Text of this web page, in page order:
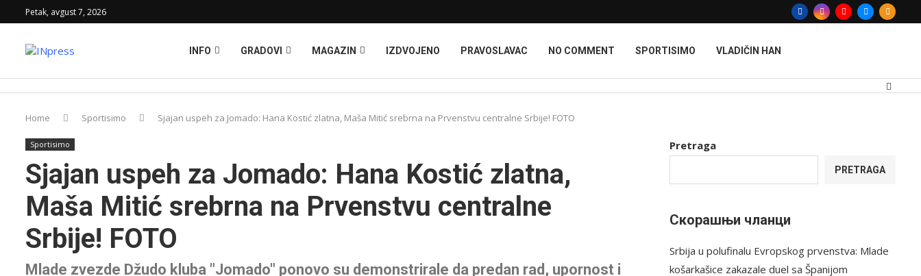
Petak, avgust 7, 2026
INFO GRADOVI MAGAZIN IZDVOJENO PRAVOSLAVAC NO COMMENT SPORTISIMO VLADIČIN HAN
Home Sportisimo Sjajan uspeh za Jomado: Hana Kostić zlatna, Maša Mitić srebrna na Prvenstvu centralne Srbije! FOTO
Sportisimo
Sjajan uspeh za Jomado: Hana Kostić zlatna,
Maša Mitić srebrna na Prvenstvu centralne
Srbije! FOTO
Mlade zvezde Džudo kluba "Jomado" ponovo su demonstrirale da predan rad, upornost i
Pretraga
PRETRAGA
Скорашњи чланци
Srbija u polufinalu Evropskog prvenstva: Mlade
košarkašice zakazale duel sa Španijom